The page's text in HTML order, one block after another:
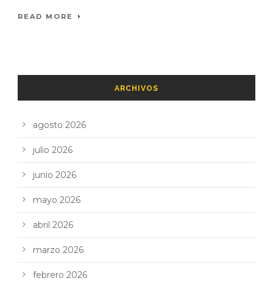
READ MORE
ARCHIVOS
agosto 2026
julio 2026
junio 2026
mayo 2026
abril 2026
marzo 2026
febrero 2026